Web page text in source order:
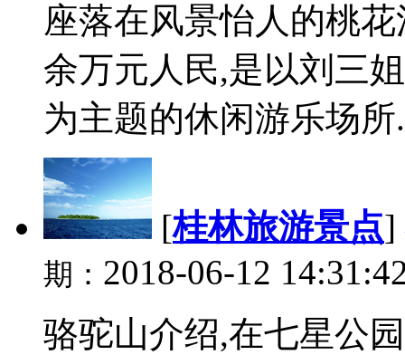
座落在风景怡人的桃
余万元人民,是以刘三
为主题的休闲游乐场所
[桂林旅游景点]
期： 2018-06-12
骆驼山介绍,在七星公